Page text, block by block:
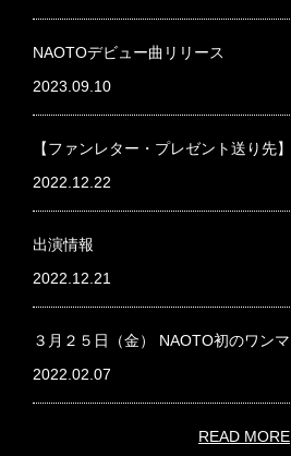
NAOTOデビュー曲リリース
2023.09.10
【ファンレター・プレゼント送り先】
2022.12.22
出演情報
2022.12.21
３月２５日（金） NAOTO初のワンマ
2022.02.07
READ MORE